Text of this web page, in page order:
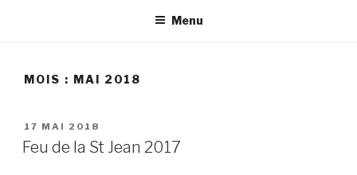
Menu
MOIS : MAI 2018
PUBLIÉ
LE
17 MAI 2018
Feu de la St Jean 2017